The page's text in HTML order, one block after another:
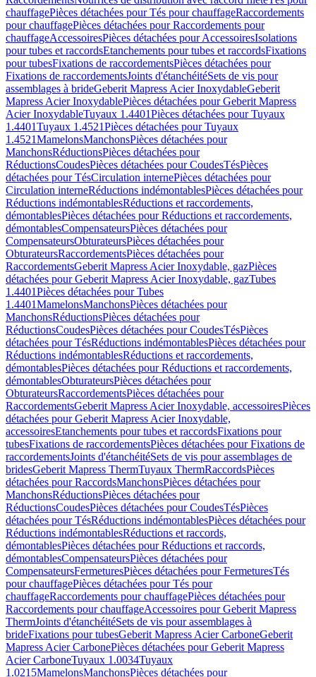
chauffagePièces détachées pour Tés pour chauffageRaccordements
pour chauffagePièces détachées pour Raccordements pour
chauffageAccessoiresPièces détachées pour AccessoiresIsolations
pour tubes et raccordsEtanchements pour tubes et raccordsFixations
pour tubesFixations de raccordementsPièces détachées pour
Fixations de raccordementsJoints d'étanchéitéSets de vis pour
assemblages à brideGeberit Mapress Acier InoxydableGeberit
Mapress Acier InoxydablePièces détachées pour Geberit Mapress
Acier InoxydableTuyaux 1.4401Pièces détachées pour Tuyaux
1.4401Tuyaux 1.4521Pièces détachées pour Tuyaux
1.4521MamelonsManchonsPièces détachées pour
ManchonsRéductionsPièces détachées pour
RéductionsCoudesPièces détachées pour CoudesTésPièces
détachées pour TésCirculation internePièces détachées pour
Circulation interneRéductions indémontablesPièces détachées pour
Réductions indémontablesRéductions et raccordements,
démontablesPièces détachées pour Réductions et raccordements,
démontablesCompensateursPièces détachées pour
CompensateursObturateursPièces détachées pour
ObturateursRaccordementsPièces détachées pour
RaccordementsGeberit Mapress Acier Inoxydable, gazPièces
détachées pour Geberit Mapress Acier Inoxydable, gazTubes
1.4401Pièces détachées pour Tubes
1.4401MamelonsManchonsPièces détachées pour
ManchonsRéductionsPièces détachées pour
RéductionsCoudesPièces détachées pour CoudesTésPièces
détachées pour TésRéductions indémontablesPièces détachées pour
Réductions indémontablesRéductions et raccordements,
démontablesPièces détachées pour Réductions et raccordements,
démontablesObturateursPièces détachées pour
ObturateursRaccordementsPièces détachées pour
RaccordementsGeberit Mapress Acier Inoxydable, accessoiresPièces
détachées pour Geberit Mapress Acier Inoxydable,
accessoiresEtanchements pour tubes et raccordsFixations pour
tubesFixations de raccordementsPièces détachées pour Fixations de
raccordementsJoints d'étanchéitéSets de vis pour assemblages de
bridesGeberit Mapress ThermTuyaux ThermRaccordsPièces
détachées pour RaccordsManchonsPièces détachées pour
ManchonsRéductionsPièces détachées pour
RéductionsCoudesPièces détachées pour CoudesTésPièces
détachées pour TésRéductions indémontablesPièces détachées pour
Réductions indémontablesRéductions et raccords,
démontablesPièces détachées pour Réductions et raccords,
démontablesCompensateursPièces détachées pour
CompensateursFermeturesPièces détachées pour FermeturesTés
pour chauffagePièces détachées pour Tés pour
chauffageRaccordements pour chauffagePièces détachées pour
Raccordements pour chauffageAccessoires pour Geberit Mapress
ThermJoints d'étanchéitéSets de vis pour assemblages à
brideFixations pour tubesGeberit Mapress Acier CarboneGeberit
Mapress Acier CarbonePièces détachées pour Geberit Mapress
Acier CarboneTuyaux 1.0034Tuyaux
1.0215MamelonsManchonsPièces détachées pour